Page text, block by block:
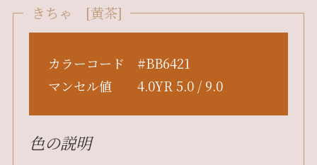
きちゃ [黄茶]
カラーコード #BB6421
マンセル値 4.0YR 5.0 / 9.0
色の説明